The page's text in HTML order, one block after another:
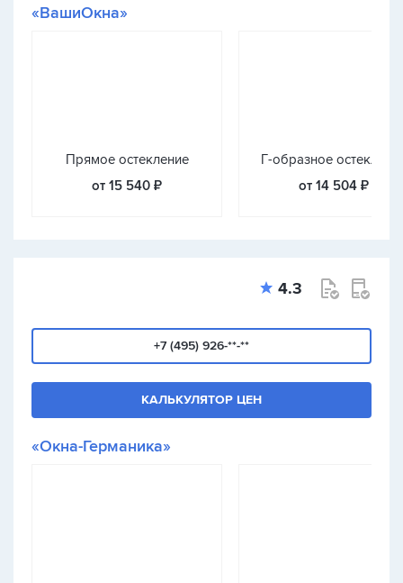
«ВашиОкна»
Прямое остекление
от 15 540 ₽
Г-образное
от 14 504 ₽
4.3
+7 (495) 926-**-**
КАЛЬКУЛЯТОР ЦЕН
«Окна-Германика»